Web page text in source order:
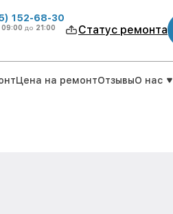
152-68-30
09:00 до 21:00 Статус ремонта
Цена на ремонтОтзывыО нас